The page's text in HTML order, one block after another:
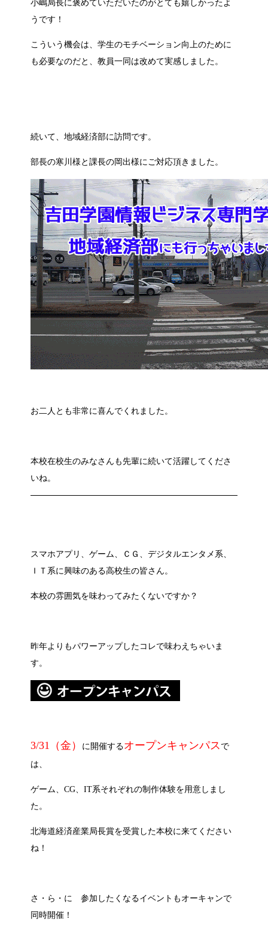
小嶋局長に褒めていただいたのがとても嬉しかったよ
うです！
こういう機会は、学生のモチベーション向上のために
も必要なのだと、教員一同は改めて実感しました。
続いて、地域経済部に訪問です。
部長の寒川様と課長の岡出様にご対応頂きました。
お二人とも非常に喜んでくれました。
本校在校生のみなさんも先輩に続いて活躍してくださ
いね。
スマホアプリ、ゲーム、ＣＧ、デジタルエンタメ系、
ＩＴ系に興味のある高校生の皆さん。
本校の雰囲気を味わってみたくないですか？
昨年よりもパワーアップしたコレで味わえちゃいま
す。
3/31（金） に開催するオープンキャンパス で
は、
ゲーム、CG、IT系それぞれの制作体験を用意しまし
た。
北海道経済産業局長賞を受賞した本校に来てください
ね！
さ・ら・に 参加したくなるイベントもオーキャンで
同時開催！